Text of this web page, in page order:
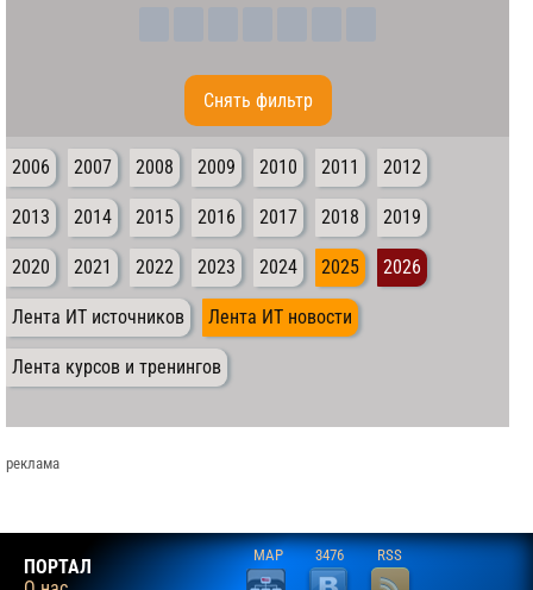
Cнять фильтр
2006 2007 2008 2009 2010 2011 2012
2013 2014 2015 2016 2017 2018 2019
2020 2021 2022 2023 2024 2025 2026
Лента ИТ источников Лента ИТ новости
Лента курсов и тренингов
реклама
ПОРТАЛ
MAP 3476 RSS